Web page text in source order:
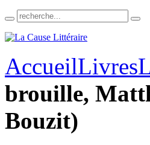
AccueilLivres
brouille,
Bouzit)